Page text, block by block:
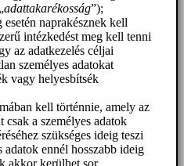
adattakarékosság”);
esetén naprakésznek kell
intézkedést meg kell tenni
az adatkezelés céljai
személyes adatokat
vagy helyesbítsék
kell történnie, amely az
csak a személyes adatok
szükséges ideig teszi
adatok ennél hosszabb ideig
akkor kerülhet sor,